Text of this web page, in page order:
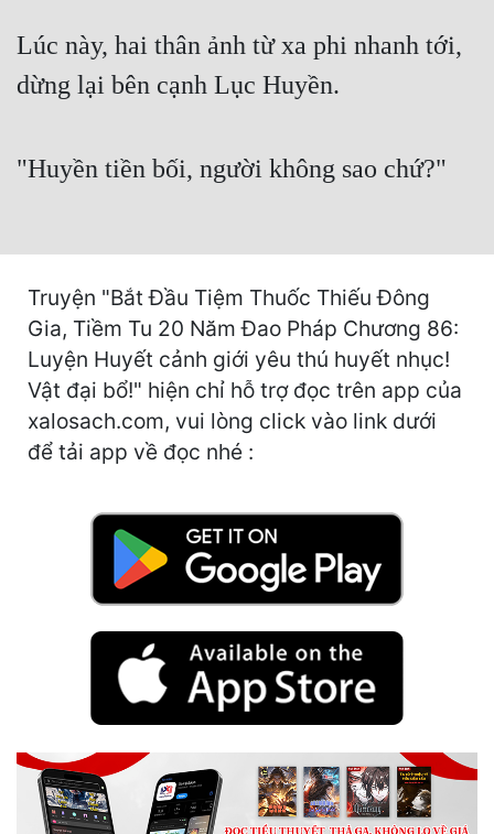
Xa Lộ Dịch
Cạnh Kỹ
Du Hí
Dã Sử
Dị Giới
Dị Năng
Hài Hước
Hệ Thống
Lúc này, hai thân ảnh từ xa phi nhanh tới,
dừng lại bên cạnh Lục Huyền.
"Huyền tiền bối, người không sao chứ?"
Truyện "Bắt Đầu Tiệm Thuốc Thiếu Đông
Gia, Tiềm Tu 20 Năm Đao Pháp Chương 86:
Luyện Huyết cảnh giới yêu thú huyết nhục!
Vật đại bổ!" hiện chỉ hỗ trợ đọc trên app của
xalosach.com, vui lòng click vào link dưới
để tải app về đọc nhé :